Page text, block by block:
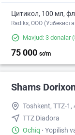
Цитикол, 100 мл,
Radiks, ООО
Mavjud: 3 donalar
75 000 so'm
Shams
Toshkent, TTZ-1,
TTZ Diadora
Ochiq · Yopilish